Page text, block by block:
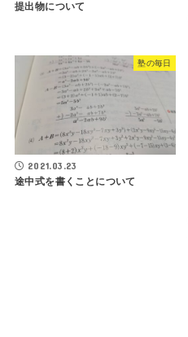
提出物について
塾の毎日
2021.03.23
途中式を書くことについて